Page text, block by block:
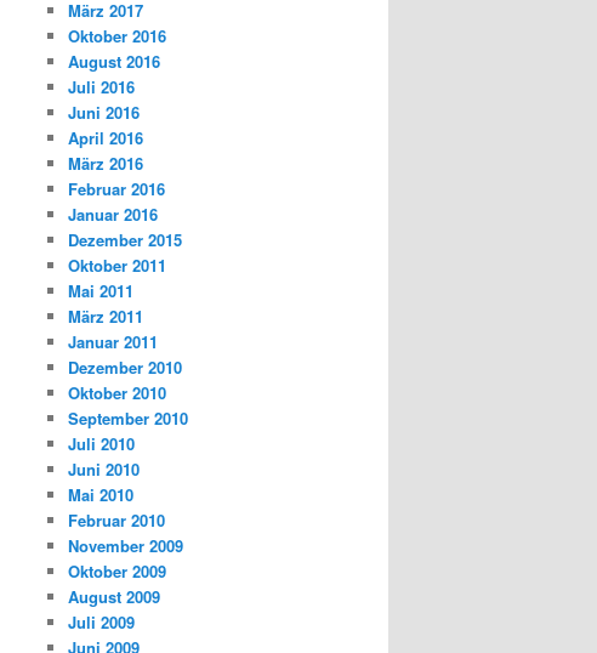
März 2017
Oktober 2016
August 2016
Juli 2016
Juni 2016
April 2016
März 2016
Februar 2016
Januar 2016
Dezember 2015
Oktober 2011
Mai 2011
März 2011
Januar 2011
Dezember 2010
Oktober 2010
September 2010
Juli 2010
Juni 2010
Mai 2010
Februar 2010
November 2009
Oktober 2009
August 2009
Juli 2009
Juni 2009